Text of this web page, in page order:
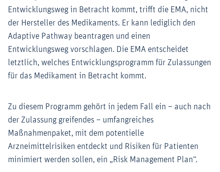
Entwicklungsweg in Betracht kommt, trifft die EMA, nicht
der Hersteller des Medikaments. Er kann lediglich den
Adaptive Pathway beantragen und einen
Entwicklungsweg vorschlagen. Die EMA entscheidet
letztlich, welches Entwicklungsprogramm für Zulassungen
für das Medikament in Betracht kommt.
Zu diesem Programm gehört in jedem Fall ein – auch nach
der Zulassung greifendes – umfangreiches
Maßnahmenpaket, mit dem potentielle
Arzneimittelrisiken entdeckt und Risiken für Patienten
minimiert werden sollen, ein „Risk Management Plan“.